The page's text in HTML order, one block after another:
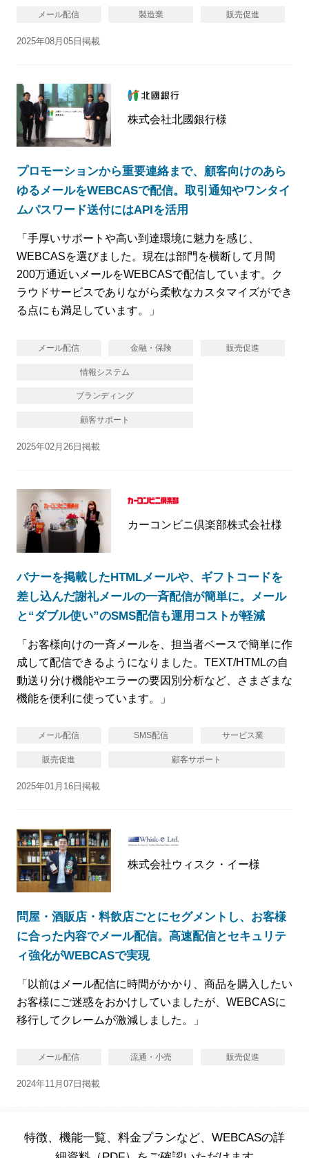
メール配信 製造業 販売促進
2025年08月05日掲載
株式会社北國銀行様
プロモーションから重要連絡まで、顧客向けのあら
ゆるメールをWEBCASで配信。取引通知やワンタイ
ムパスワード送付にはAPIを活用
「手厚いサポートや高い到達環境に魅力を感じ、
WEBCASを選びました。現在は部門を横断して月間
200万通近いメールをWEBCASで配信しています。ク
ラウドサービスでありながら柔軟なカスタマイズができ
る点にも満足しています。」
メール配信 金融・保険 販売促進
情報システム
ブランディング
顧客サポート
2025年02月26日掲載
カーコンビニ倶楽部株式会社様
バナーを掲載したHTMLメールや、ギフトコードを
差し込んだ謝礼メールの一斉配信が簡単に。メール
と“ダブル使い”のSMS配信も運用コストが軽減
「お客様向けの一斉メールを、担当者ベースで簡単に作
成して配信できるようになりました。TEXT/HTMLの自
動送り分け機能やエラーの要因別分析など、さまざまな
機能を便利に使っています。」
メール配信 SMS配信 サービス業
販売促進 顧客サポート
2025年01月16日掲載
株式会社ウィスク・イー様
問屋・酒販店・料飲店ごとにセグメントし、お客様
に合った内容でメール配信。高速配信とセキュリテ
ィ強化がWEBCASで実現
「以前はメール配信に時間がかかり、商品を購入したい
お客様にご迷惑をおかけしていましたが、WEBCASに
移行してクレームが激減しました。」
メール配信 流通・小売 販売促進
2024年11月07日掲載
特徴、機能一覧、料金プランなど、WEBCASの詳